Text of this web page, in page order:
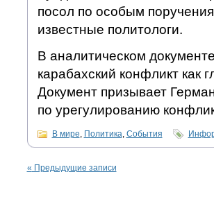
посол по особым
известные политологи.
В аналитическом
карабахский конфликт как
Документ призывает
по урегулированию
В мире, Политика, События
« Предыдущие записи